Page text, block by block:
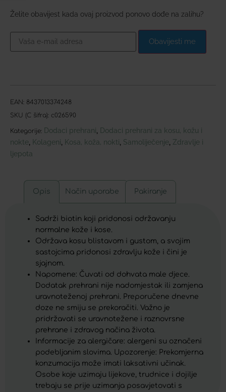
Želite obavijest kada ovaj proizvod ponovo dođe na zalihu?
Obavijesti me
EAN: 8437013374248
SKU (C šifra): c026590
Kategorije: Dodaci prehrani Dodaci prehrani za kosu, kožu i
nokte Kolageni Kosa, koža, nokti Samoliječenje Zdravlje i
ljepota
Opis Način uporabe Pakiranje
Sadrži biotin koji pridonosi održavanju
normalne kože i kose.
Održava kosu blistavom i gustom, a svojim
sastojcima pridonosi zdravlju kože i čini je
sjajnom.
Napomene: Čuvati od dohvata male djece.
Dodatak prehrani nije nadomjestak ili zamjena
uravnoteženoj prehrani. Preporučene dnevne
doze ne smiju se prekoračiti. Važno je
pridržavati se uravnotežene i raznovrsne
prehrane i zdravog načina života.
Informacije za alergičare: alergeni su označeni
podebljanim slovima. Upozorenje: Prekomjerna
konzumacija može imati laksativni učinak.
Osobe koje uzimaju lijekove, trudnice i dojilje
trebaju se prije uzimanja posavjetovati s